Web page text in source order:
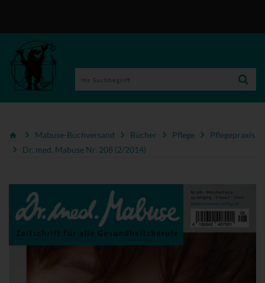
Mabuse-Buchversand Bücher Pflege
Pflegepraxis
Dr. med. Mabuse Nr. 208 (2/2014)